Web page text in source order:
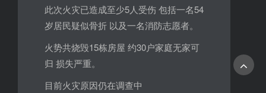
此次火灾已造成至少5人受伤 包括一名54
岁居民疑似骨折 以及一名消防志愿者。
火势共烧毁15栋房屋 约30户家庭无家可
归 损失严重。
目前火灾原因仍在调查中